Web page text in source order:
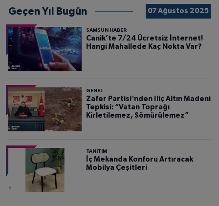
Geçen Yıl Bugün 07 Ağustos 2025
SAMSUN HABER
Canik’te 7/24 Ücretsiz İnternet!
Hangi Mahallede Kaç Nokta Var?
GENEL
Zafer Partisi'nden İliç Altın Madeni
Tepkisi: “Vatan Toprağı
Kirletilemez, Sömürülemez”
TANITIM
İç Mekanda Konforu Artıracak
Mobilya Çeşitleri